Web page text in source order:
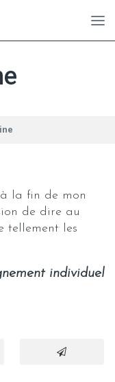
la fin de mon
de dire au
tellement les
individuel